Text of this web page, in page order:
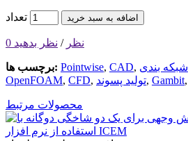
تعداد اضافه به سبد خرید
0 نظر / نظر بدهید
برچسب ها: Pointwise, CAD, شبکه بندی
OpenFOAM, CFD, تولید پسوند, Gambit,
محصولات مرتبط